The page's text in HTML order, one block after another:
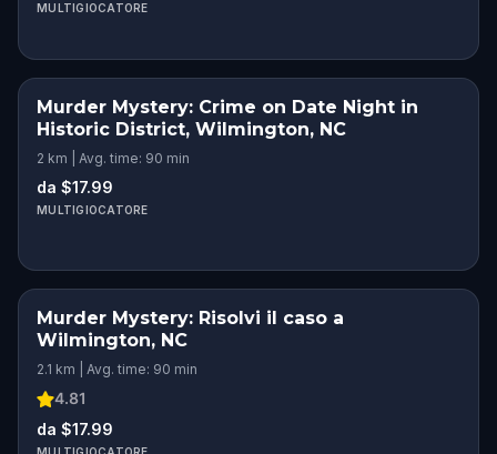
MULTIGIOCATORE
Murder Mystery: Crime on Date Night in
Historic District, Wilmington, NC
2 km | Avg. time: 90 min
da $17.99
MULTIGIOCATORE
Murder Mystery: Risolvi il caso a
Wilmington, NC
2.1 km | Avg. time: 90 min
4.81
da $17.99